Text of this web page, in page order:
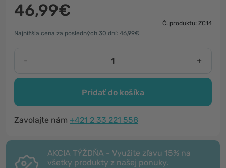
46,99€
Č. produktu: ZC14
Najnižšia cena za posledných 30 dní: 46,99€
- +
Pridať do košíka
Zavolajte nám +421 2 33 221 558
AKCIA TÝŽDŇA - Využite zľavu 15% na
všetky produkty z našej ponuky.